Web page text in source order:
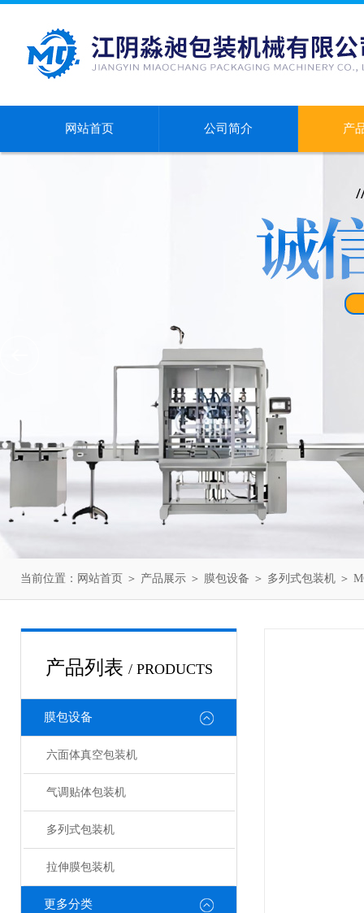
网站首页 公司简介 产
当前位置： 网站首页 ＞ 产品展示 ＞ 膜包设备 ＞ 多列式包装机 ＞
产品列表 / PRODUCTS
膜包设备
六面体真空包装机
气调贴体包装机
多列式包装机
拉伸膜包装机
更多分类